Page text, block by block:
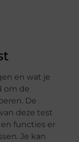
en wat je
om de
De
deze test
functies er
Je kan